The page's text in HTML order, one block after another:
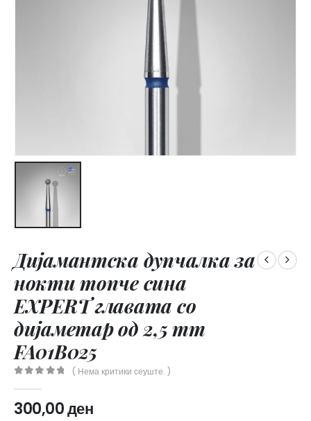
Дијамантска дупчалка за
нокти топче сина
EXPERT главата со
дијаметар од 2,5 mm
FA01B025
( Нема критики сеуште. )
300,00ден